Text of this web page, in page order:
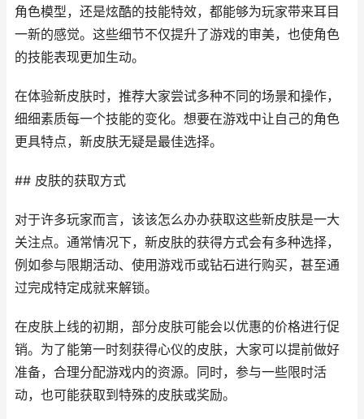
角色模型，还是炫酷的技能特效，都能够为玩家带来耳目
一新的感觉。这些细节不仅提升了游戏的审美，也使角色
的技能表现更加生动。
在体验新皮肤时，推荐大家尝试多种不同的场景和操作，
细细素质每一个技能的变化。想要在游戏中让自己的角色
更具特点，新皮肤无疑是最佳选择。
## 皮肤的获取方式
对于许多玩家而言，该该怎么办办获取这些新皮肤是一大
关注点。通常情况下，新皮肤的获得方式会有多种选择，
例如参与限期活动、使用游戏币或钻石进行购买，甚至通
过完成特定成就来解锁。
在皮肤上线的初期，部分皮肤可能会以优惠的价格进行促
销。为了能第一时刻获得心仪的皮肤，大家可以提前做好
准备，合理分配游戏内的资源。同时，参与一些限时活
动，也可能获取到特殊的皮肤或奖励。